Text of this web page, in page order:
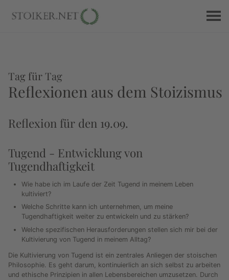
Tag für Tag
Reflexionen aus dem Stoizismus
Reflexion für den 19.09.
Tugend - Entwicklung von
Tugendhaftigkeit
Wie habe ich im Laufe der Zeit Tugend in meinem Leben
kultiviert?
Welche Schritte kann ich unternehmen, um meine
Tugendhaftigkeit weiter zu entwickeln und zu stärken?
Welche spezifischen Herausforderungen stellen sich mir bei der
Kultivierung von Tugend in meinem Alltag?
Die Kultivierung von Tugend ist ein zentrales Anliegen der stoischen
Philosophie. Es geht darum, kontinuierlich an sich selbst zu arbeiten
und ethische Prinzipien in allen Lebensbereichen umzusetzen. Durch